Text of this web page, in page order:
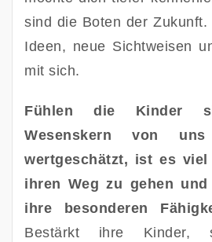
sind die Boten der
Ideen, neue Sichtweisen
mit sich.
Fühlen die Kinder
Wesenskern von
wertgeschätzt, ist es
ihren Weg zu gehen
ihre besonderen
Bestärkt ihre Kinder,